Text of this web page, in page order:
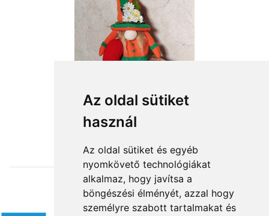
Az oldal sütiket
használ
Az oldal sütiket és egyéb
nyomkövető technológiákat
alkalmaz, hogy javítsa a
böngészési élményét, azzal hogy
személyre szabott tartalmakat és
Zöld-narancs manólány
19 000 Ft-tól
Elfogadott fizetési módok